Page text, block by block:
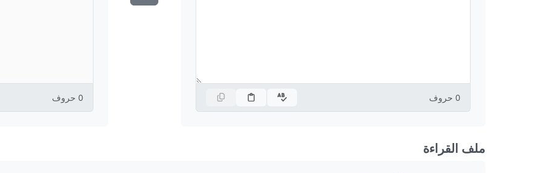
0 حروف 0 حروف
ملف القراءة